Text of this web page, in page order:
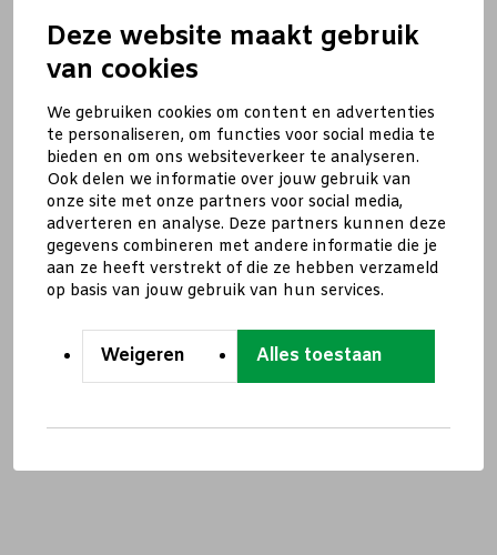
Deze website maakt gebruik
van cookies
We gebruiken cookies om content en advertenties
te personaliseren, om functies voor social media te
bieden en om ons websiteverkeer te analyseren.
Ook delen we informatie over jouw gebruik van
onze site met onze partners voor social media,
adverteren en analyse. Deze partners kunnen deze
gegevens combineren met andere informatie die je
aan ze heeft verstrekt of die ze hebben verzameld
op basis van jouw gebruik van hun services.
Weigeren Alles toestaan